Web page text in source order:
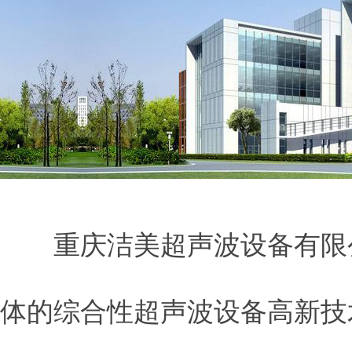
重庆洁美超声波设备有限
体的综合性超声波设备高新